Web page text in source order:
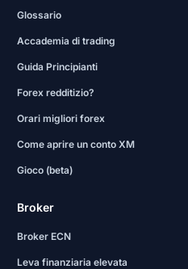
Glossario
Accademia di trading
Guida Principianti
Forex redditizio?
Orari migliori forex
Come aprire un conto XM
Gioco (beta)
Broker
Broker ECN
Leva finanziaria elevata